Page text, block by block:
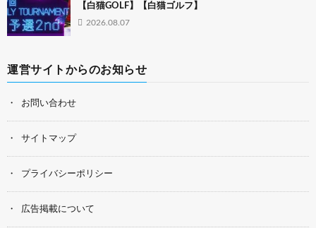
【白猫GOLF】【白猫ゴルフ】
2026.08.07
運営サイトからのお知らせ
お問い合わせ
サイトマップ
プライバシーポリシー
広告掲載について